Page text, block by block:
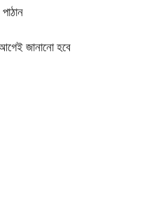
জানানো হবে